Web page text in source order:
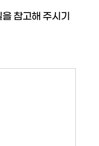
참고해 주시기